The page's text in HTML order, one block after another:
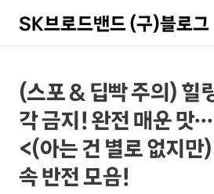
SK브로드밴드 (구)블로그
상
세
컨
텐
츠
본
문
제
목
(스포 & 딥빡 주의) 힐
각 금지! 완전 매운 맛
<(아는 건 별로 없지만
속 반전 모음!